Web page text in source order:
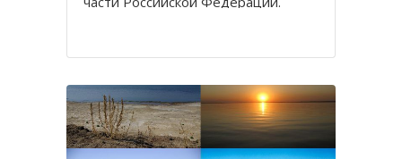
здесь же находится
представительство президента
России по Южному федеральному
округу. Округ занимает площадь
420,9 тысяч квадратных